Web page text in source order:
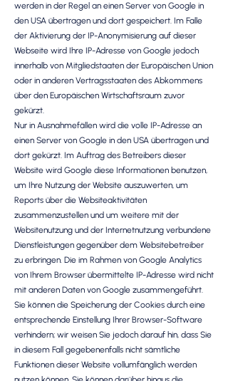
werden in der Regel an einen Server von Google in
den USA übertragen und dort gespeichert. Im Falle
der Aktivierung der IP-Anonymisierung auf dieser
Webseite wird Ihre IP-Adresse von Google jedoch
innerhalb von Mitgliedstaaten der Europäischen Union
oder in anderen Vertragsstaaten des Abkommens
über den Europäischen Wirtschaftsraum zuvor
gekürzt.
Nur in Ausnahmefällen wird die volle IP-Adresse an
einen Server von Google in den USA übertragen und
dort gekürzt. Im Auftrag des Betreibers dieser
Website wird Google diese Informationen benutzen,
um Ihre Nutzung der Website auszuwerten, um
Reports über die Websiteaktivitäten
zusammenzustellen und um weitere mit der
Websitenutzung und der Internetnutzung verbundene
Dienstleistungen gegenüber dem Websitebetreiber
zu erbringen. Die im Rahmen von Google Analytics
von Ihrem Browser übermittelte IP-Adresse wird nicht
mit anderen Daten von Google zusammengeführt.
Sie können die Speicherung der Cookies durch eine
entsprechende Einstellung Ihrer Browser-Software
verhindern; wir weisen Sie jedoch darauf hin, dass Sie
in diesem Fall gegebenenfalls nicht sämtliche
Funktionen dieser Website vollumfänglich werden